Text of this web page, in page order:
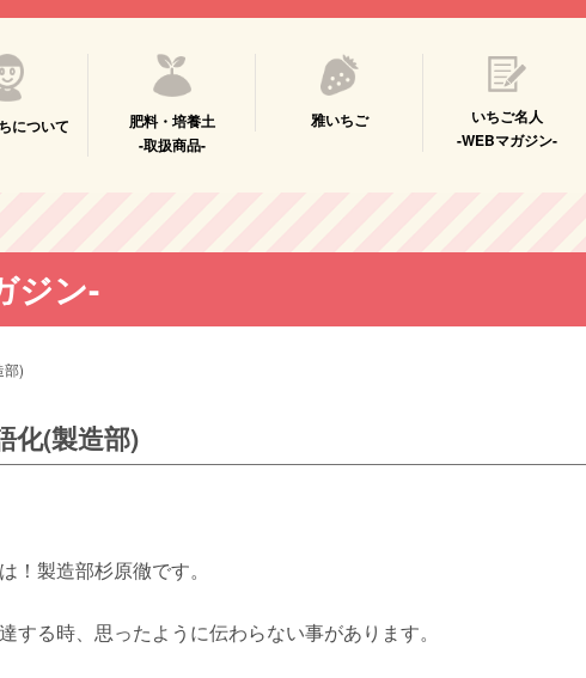
について
肥料・培養土
-取扱商品-
雅いちご
いちご名人
-WEBマガジン-
ジン-
部)
化(製造部)
！製造部杉原徹です。
する時、思ったように伝わらない事があります。